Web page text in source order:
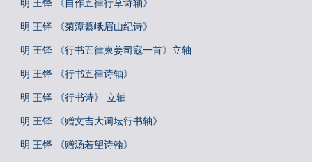
明 王铎 《自作五律行草诗轴》
明 王铎 《菊潭纂峨眉山纪诗》
明 王铎 《行书五律柬姜司寇一首》立轴
明 王铎 《行书五律诗轴》
明 王铎 《行书诗》 立轴
明 王铎 《赠文吉大词坛行书轴》
明 王铎 《赠汤若望诗翰》